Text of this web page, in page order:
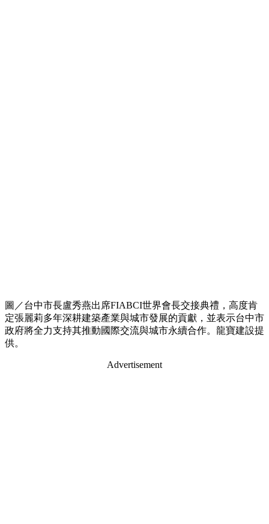
圖／台中市長盧秀燕出席FIABCI世界會長交接典禮，高度肯
定張麗莉多年深耕建築產業與城市發展的貢獻，並表示台中市
政府將全力支持其推動國際交流與城市永續合作。龍寶建設提
供。
Advertisement